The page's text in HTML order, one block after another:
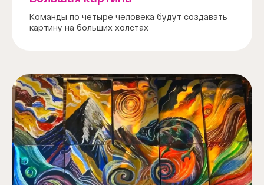
Команды по четыре человека будут создавать
картину на больших холстах